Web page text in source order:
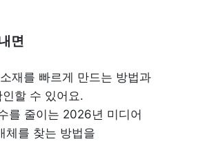
면
재를 빠르게 만드는 방법과
할 수 있어요.
를 줄이는 2026년 미디어
체를 찾는 방법을